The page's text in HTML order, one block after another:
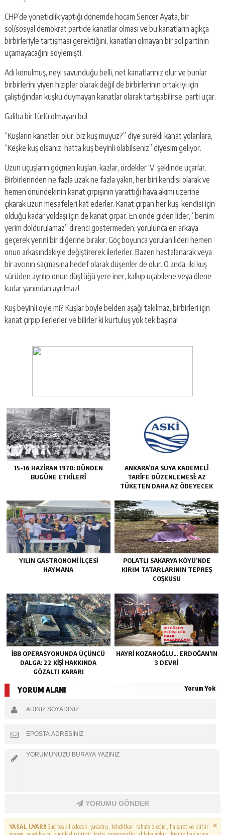
CHP’de yöneticilik yaptığı dönemde hocam Sencer Ayata, bir
sol/sosyal demokrat partide kanatlar olması ve bu kanatların açıkça
birbirleriyle tartışması gerektiğini, kanatları olmayan bir sol partinin
uçamayacağını söylemişti.
Adı konulmuş, neyi savunduğu belli, net kanatlarınız olur ve bunlar
birbirlerini yiyen hizipler olarak değil de birbirlerinin ortak iyi için
çalıştığından kuşku duymayan kanatlar olarak tartışabilirse, parti uçar.
Galiba bir türlü olmayan bu!
“Kuşların kanatları olur, biz kuş muyuz?” diye sürekli kanat yolanlara,
“Keşke kuş olsanız, hatta kuş beyinli olabilseniz” diyesim geliyor.
Uzun uçuşların göçmen kuşları, kazlar, ördekler ‘V’ şeklinde uçarlar.
Birbirlerinden ne fazla uzak ne fazla yakın, her biri kendisi olarak ve
hemen önündekinin kanat çırpışının yarattığı hava akımı üzerine
çıkarak uzun mesafeleri kat ederler. Kanat çırpan her kuş, kendisi için
olduğu kadar yoldaşı için de kanat çırpar. En önde giden lider, “benim
yerim doldurulamaz” direnci göstermeden, yorulunca en arkaya
geçerek yerini bir diğerine bırakır. Göç boyunca yorulan lideri hemen
onun arkasındakiyle değiştirerek ilerlerler. Bazen hastalanarak veya
bir avcının saçmasına hedef olarak düşenler de olur. O anda, iki kuş
sürüden ayrılıp onun düştüğü yere iner, kalkıp uçabilene veya ölene
kadar yanından ayrılmaz!
Kuş beyinli öyle mi? Kuşlar böyle belden aşağı takılmaz, birbirleri için
kanat çırpıp ilerlerler ve bilirler ki kurtuluş yok tek başına!
15-16 HAZIRAN 1970: DÜNDEN
BUGÜNE ETKILERI
ANKARA’DA SUYA KADEMELI
TARIFE DÜZENLEMESI: AZ
TÜKETEN DAHA AZ ÖDEYECEK
YILIN GASTRONOMI İLÇESI
HAYMANA
POLATLI SAKARYA KÖYÜ’NDE
KIRIM TATARLARININ TEPREŞ
COŞKUSU
İBB OPERASYONUNDA ÜÇÜNCÜ
DALGA: 22 KIŞI HAKKINDA
GÖZALTI KARARI
HAYRI KOZANOĞLU… ERDOĞAN’IN
3 DEVRI
YORUM ALANI Yorum Yok
YORUMU GÖNDER
YASAL UYARI!Suç teşkil edecek, yasadışı, tehditkar, rahatsız edici, hakaret ve küfür